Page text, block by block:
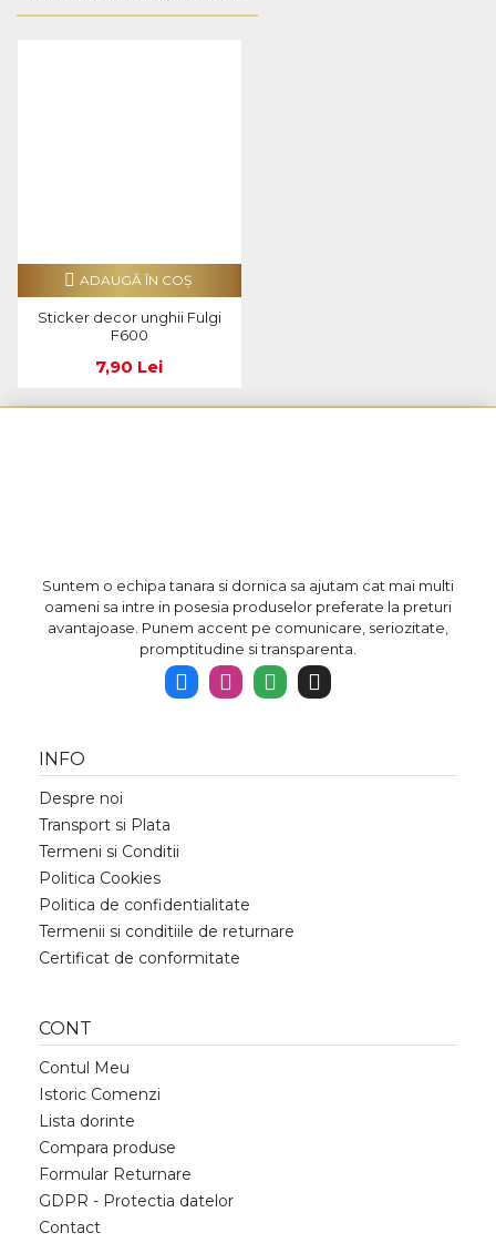
Sticker decor unghii Fulgi
F600
7,90 Lei
ADAUGĂ ÎN COŞ
Suntem o echipa tanara si dornica sa ajutam cat mai multi
oameni sa intre in posesia produselor preferate la preturi
avantajoase. Punem accent pe comunicare, seriozitate,
promptitudine si transparenta.
INFO
Despre noi
Transport si Plata
Termeni si Conditii
Politica Cookies
Politica de confidentialitate
Termenii si conditiile de returnare
Certificat de conformitate
CONT
Contul Meu
Istoric Comenzi
Lista dorinte
Compara produse
Formular Returnare
GDPR - Protectia datelor
Contact